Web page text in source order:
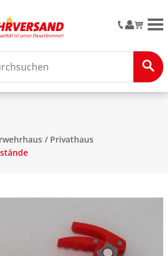
/ Privathaus